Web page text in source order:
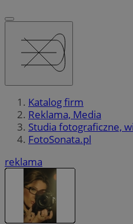
Katalog firm
Reklama, Media
Studia fotograficzne,
FotoSonata.pl
reklama